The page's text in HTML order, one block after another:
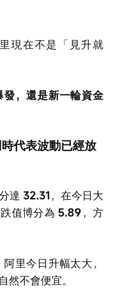
現在不是「見升就
，還是新一輪資金
代表波動已經放
達 32.31，在今日大
值博分為 5.89 ，方
里今日升幅太大，
然不會便宜。